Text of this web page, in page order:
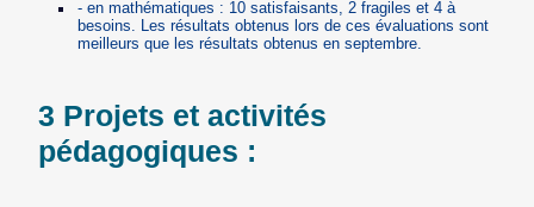
- en mathématiques : 10 satisfaisants, 2 fragiles et 4 à
besoins. Les résultats obtenus lors de ces évaluations sont
meilleurs que les résultats obtenus en septembre.
3 Projets et activités
pédagogiques :